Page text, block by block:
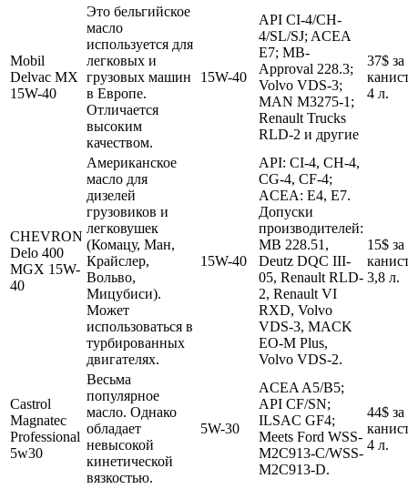
Mobil
Delvac MX
15W-40
Это бельгийское
масло
используется для
легковых и
грузовых машин
в Европе.
Отличается
высоким
качеством.
15W-40
API CI-4/CH-
4/SL/SJ; ACEA
E7; MB-
Approval 228.3;
Volvo VDS-3;
MAN M3275-1;
Renault Trucks
RLD-2 и другие
37$ за
4 л.
CHEVRON
Delo 400
MGX 15W-
40
Американское
масло для
дизелей
грузовиков и
легковушек
(Комацу, Ман,
Крайслер,
Вольво,
Мицубиси).
Может
использоваться в
турбированных
двигателях.
15W-40
API: CI-4, CH-4,
CG-4, CF-4;
ACEA: E4, E7.
Допуски
производителей:
MB 228.51,
Deutz DQC III-
05, Renault RLD-
2, Renault VI
RXD, Volvo
VDS-3, MACK
EO-M Plus,
Volvo VDS-2.
15$ за
3,8 л.
Castrol
Magnatec
Professional
5w30
Весьма
популярное
масло. Однако
обладает
невысокой
кинетической
вязкостью.
5W-30
ACEA A5/B5;
API CF/SN;
ILSAC GF4;
Meets Ford WSS-
M2C913-C/WSS-
M2C913-D.
44$ за
4 л.